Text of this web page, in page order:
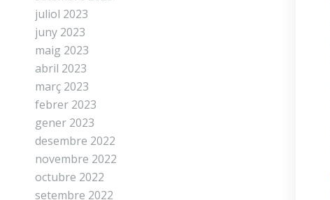
juliol 2023
juny 2023
maig 2023
abril 2023
març 2023
febrer 2023
gener 2023
desembre 2022
novembre 2022
octubre 2022
setembre 2022